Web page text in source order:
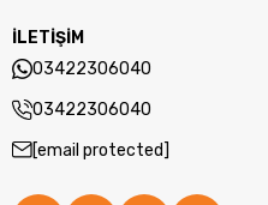
İLETİŞİM
03422306040
03422306040
[email protected]